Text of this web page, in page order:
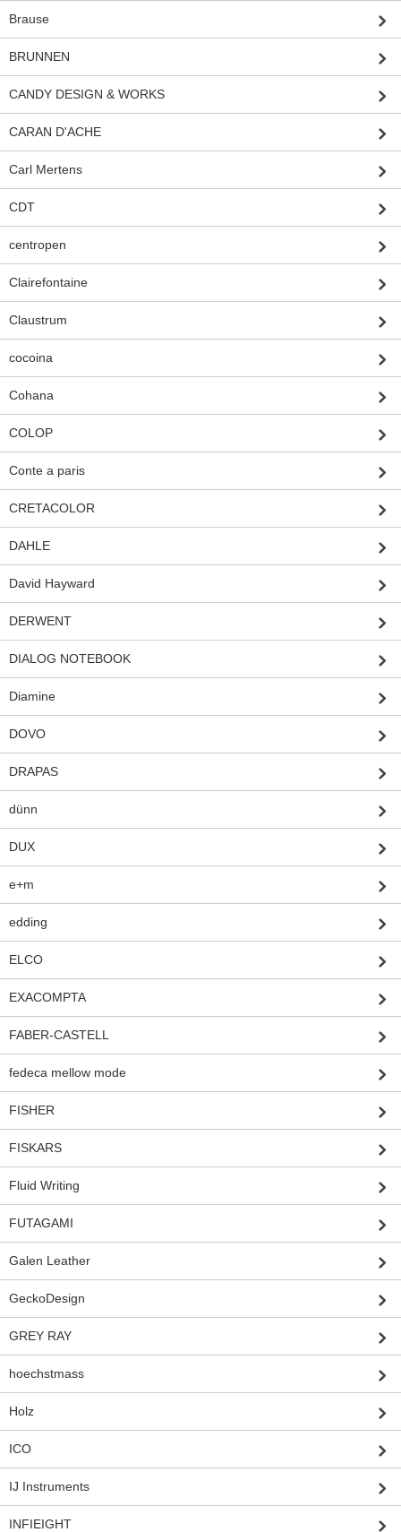
Brause
BRUNNEN
CANDY DESIGN & WORKS
CARAN D'ACHE
Carl Mertens
CDT
centropen
Clairefontaine
Claustrum
cocoina
Cohana
COLOP
Conte a paris
CRETACOLOR
DAHLE
David Hayward
DERWENT
DIALOG NOTEBOOK
Diamine
DOVO
DRAPAS
dünn
DUX
e+m
edding
ELCO
EXACOMPTA
FABER-CASTELL
fedeca mellow mode
FISHER
FISKARS
Fluid Writing
FUTAGAMI
Galen Leather
GeckoDesign
GREY RAY
hoechstmass
Holz
ICO
IJ Instruments
INFIEIGHT